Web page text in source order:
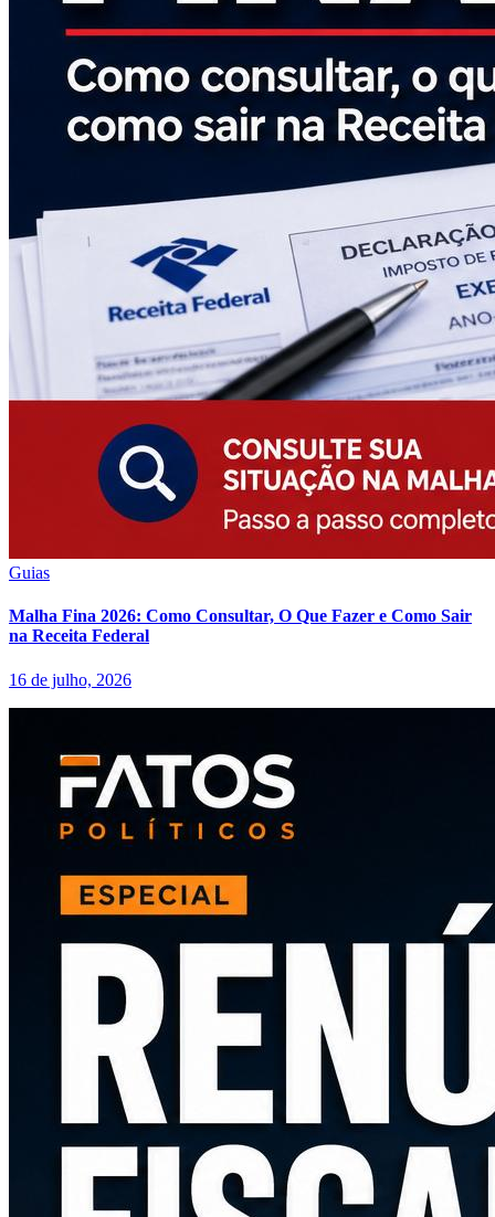
Guias
Malha Fina 2026: Como Consultar, O Que Fazer e Como Sair
na Receita Federal
16 de julho, 2026